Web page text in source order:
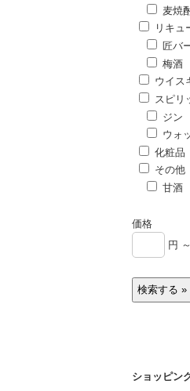
麦焼
リキュ
匠バ
梅酒
ウイス
スピリ
ジン
ウォ
化粧品
その他
甘酒
価格
円 ～
ショッピン